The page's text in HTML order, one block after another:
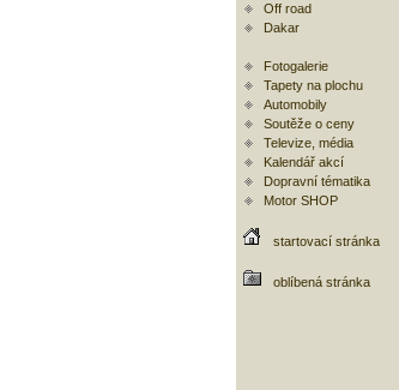
Off road
Dakar
Fotogalerie
Tapety na plochu
Automobily
Soutěže o ceny
Televize, média
Kalendář akcí
Dopravní tématika
Motor SHOP
startovací stránka
oblíbená stránka